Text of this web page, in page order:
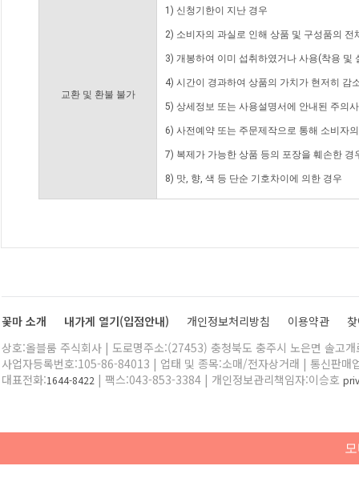
교환 및 환불 불가
1) 신청기한이 지난 경우
2) 소비자의 과실로 인해 상품 및 구성품의
3) 개봉하여 이미 섭취하였거나 사용(착용 및
4) 시간이 경과하여 상품의 가치가 현저히 감
5) 상세정보 또는 사용설명서에 안내된 주의
6) 사전예약 또는 주문제작으로 통해 소비자
7) 복제가 가능한 상품 등의 포장을 훼손한 경
8) 맛, 향, 색 등 단순 기호차이에 의한 경우
꽃마 소개 내가게 열기(입점안내) 개인정보처리방침 이용약관
상호:올블룸 주식회사 | 도로명주소:(27453) 충청북도 충주시 노은면 솔고
사업자등록번호:105-86-84013 | 업태 및 종목:소매/전자상거래 | 통신판매
대표전화:1644-8422 | 팩스:043-853-3384 | 개인정보관리책임자:이승호